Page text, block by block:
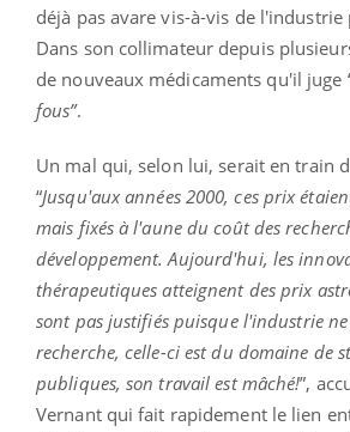
déjà pas avare vis-à-vis de
Dans son collimateur depuis
de nouveaux médicaments qu'il juge
fous”.
Un mal qui, selon lui, serait en train
“Jusqu'aux années 2000, ces prix
mais fixés à l'aune du coût des
développement. Aujourd'hui, les
thérapeutiques atteignent des prix
sont pas justifiés puisque l'industrie
recherche, celle-ci est du domaine de
publiques, son travail est mâché!”,
Vernant qui fait rapidement le lien